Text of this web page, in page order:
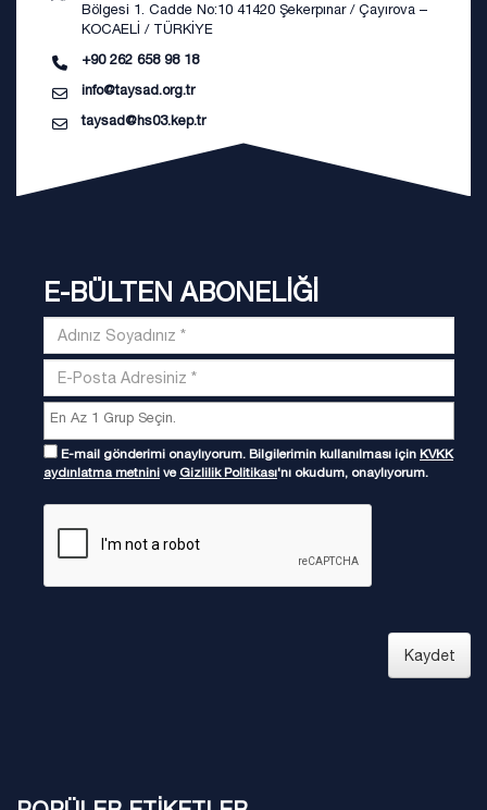
Bölgesi 1. Cadde No:10 41420 Şekerpınar / Çayırova –
KOCAELİ / TÜRKİYE
+90 262 658 98 18
info@taysad.org.tr
taysad@hs03.kep.tr
E-BÜLTEN ABONELİĞİ
E-mail gönderimi onaylıyorum. Bilgilerimin kullanılması için KVKK
aydınlatma metnini ve Gizlilik Politikası'nı okudum, onaylıyorum.
Kaydet